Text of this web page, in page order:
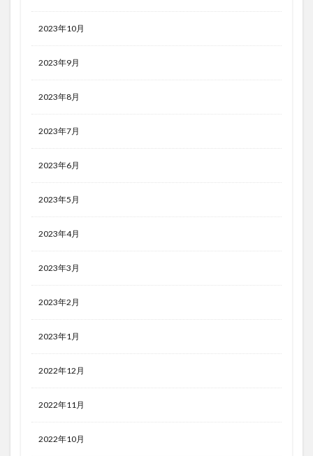
2023年10月
2023年9月
2023年8月
2023年7月
2023年6月
2023年5月
2023年4月
2023年3月
2023年2月
2023年1月
2022年12月
2022年11月
2022年10月